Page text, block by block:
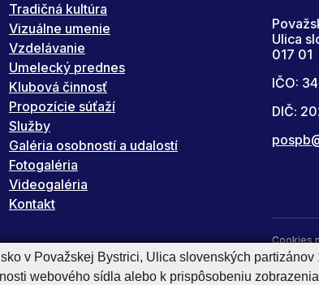
Tradičná kultúra
Vizuálne umenie
Vzdelávanie
Umelecký prednes
Klubová činnosť
Propozície súťaží
Služby
Galéria osobností a udalostí
Fotogaléria
Videogaléria
Kontakt
Ulica
017 01
IČO:
DIČ:
Cookies
Správca
v Považskej Bystrici, Ulica slovenských
webového sídla alebo k prispôsobeniu